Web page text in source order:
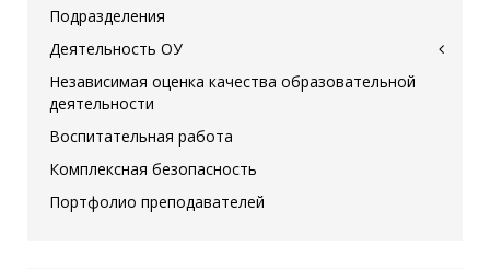
Подразделения
Деятельность ОУ
Независимая оценка качества образовательной
деятельности
Воспитательная работа
Комплексная безопасность
Портфолио преподавателей